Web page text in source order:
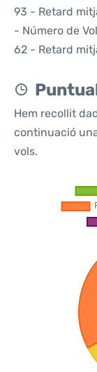
93 - Retard
- Número de
62 - Retard
Hem recollit
continuació
vols.